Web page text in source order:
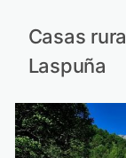
Casas
Laspuña